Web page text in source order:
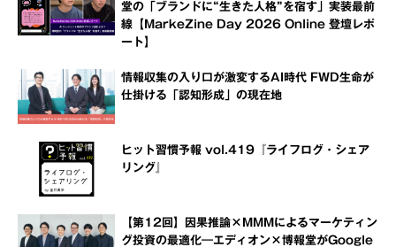
堂の「ブランドに“生きた人格”を宿す」実装最前
線【MarkeZine Day 2026 Online 登壇レポ
ート】
情報収集の入り口が激変するAI時代 FWD生命が
仕掛ける「認知形成」の現在地
ヒット習慣予報 vol.419『ライフログ・シェア
リング』
【第12回】因果推論×MMMによるマーケティン
グ投資の最適化―エディオン×博報堂がGoogle